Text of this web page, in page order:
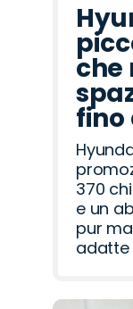
che
fino
370
e un
pur
adatte